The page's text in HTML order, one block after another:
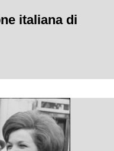
italiana di